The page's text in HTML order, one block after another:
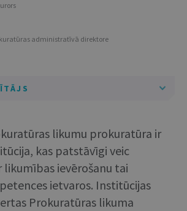
administratīvā direktore
likumu prokuratūra ir
kas patstāvīgi veic
likumības ievērošanu tai
ietvaros. Institūcijas
Prokuratūras likuma